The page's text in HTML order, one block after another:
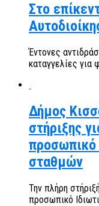
Στο
Έντονες
καταγγελίες για
Δήμος
στήριξης
σταθμών
Την πλήρη
προσωπικό